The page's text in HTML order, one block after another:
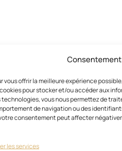
vous offrir la meilleure expérience
pour stocker et/ou accéder aux
technologies, vous nous permettez de
de navigation ou des
consentement peut affecter
les services